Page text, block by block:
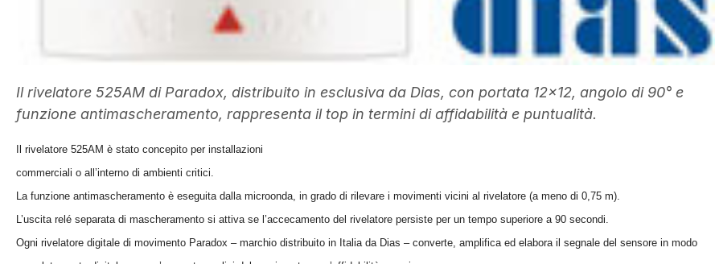
Il rivelatore 525AM di Paradox, distribuito in esclusiva da Dias, con portata 12×12, angolo di 90° e
funzione antimascheramento, rappresenta il top in termini di affidabilità e puntualità.
Il rivelatore 525AM è stato concepito per installazioni
commerciali o all’interno di ambienti critici.
La funzione antimascheramento è eseguita dalla microonda, in grado di rilevare i movimenti vicini al rivelatore (a meno di 0,75 m).
L’uscita relé separata di mascheramento si attiva se l’accecamento del rivelatore persiste per un tempo superiore a 90 secondi.
Ogni rivelatore digitale di movimento Paradox – marchio distribuito in Italia da Dias – converte, amplifica ed elabora il segnale del sensore in modo